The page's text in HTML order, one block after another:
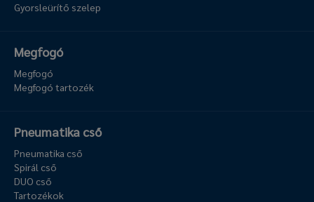
Gyorsleürítő szelep
Megfogó
Megfogó
Megfogó tartozék
Pneumatika cső
Pneumatika cső
Spirál cső
DUO cső
Tartozékok